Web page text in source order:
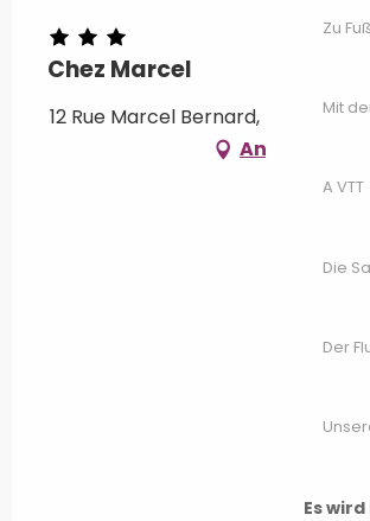
Zu Fuß
Mit
A VTT
Die
Der
Es
Chez Marcel
12 Rue Marcel Bernard, 70300
Anfahrt